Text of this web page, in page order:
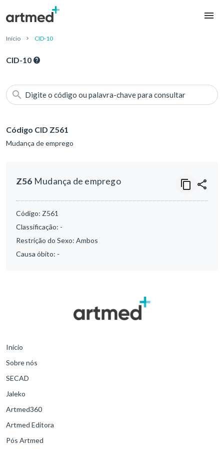
Início CID-10
CID-10
Digite o código ou palavra-chave para consultar
Código CID Z561
Mudança de emprego
Z56 Mudança de emprego
Código: Z561
Classificação: -
Restrição do Sexo: Ambos
Causa óbito: -
Início
Sobre nós
SECAD
Jaleko
Artmed360
Artmed Editora
Pós Artmed